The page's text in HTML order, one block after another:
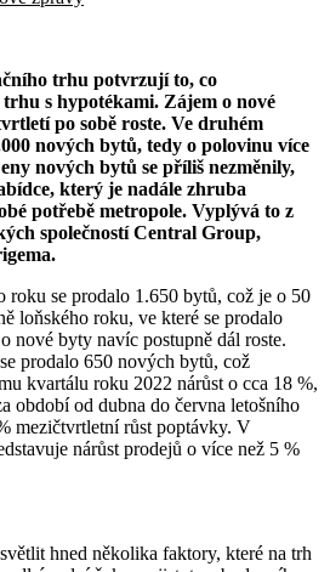
trhu potvrzují to, co
s hypotékami. Zájem o nové
po sobě roste. Ve druhém
nových bytů, tedy o polovinu více
nových bytů se příliš nezměnily,
který je nadále zhruba
potřebě metropole. Vyplývá to z
společností Central Group,
se prodalo 1.650 bytů, což je o 50
loňského roku, ve které se prodalo
nové byty navíc postupně dál roste.
prodalo 650 nových bytů, což
kvartálu roku 2022 nárůst o cca 18 %,
období od dubna do června letošního
mezičtvrtletní růst poptávky. V
nárůst prodejů o více než 5 %
hned několika faktory, které na trh